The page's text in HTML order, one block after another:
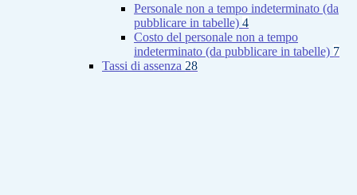
Personale non a tempo indeterminato (da
pubblicare in tabelle) 4
Costo del personale non a tempo
indeterminato (da pubblicare in tabelle) 7
Tassi di assenza 28